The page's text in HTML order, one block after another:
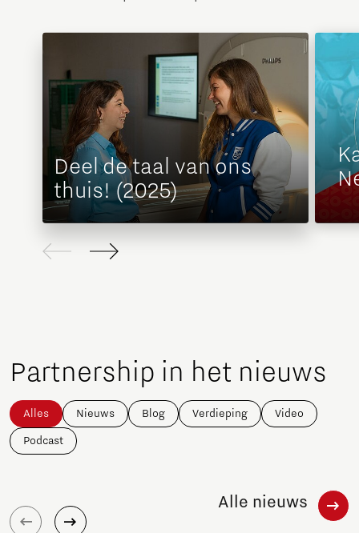
Deel de taal van ons
thuis! (2025)
Partnership in het nieuws
Alles Nieuws Blog Verdieping Video
Podcast
Alle nieuws